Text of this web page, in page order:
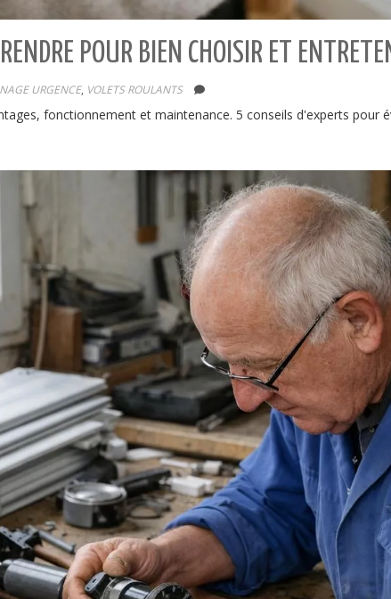
POUR BIEN CHOISIR ET
URGENCE, VOLETS ROULANTS
fonctionnement et maintenance. 5 conseils d'experts pour